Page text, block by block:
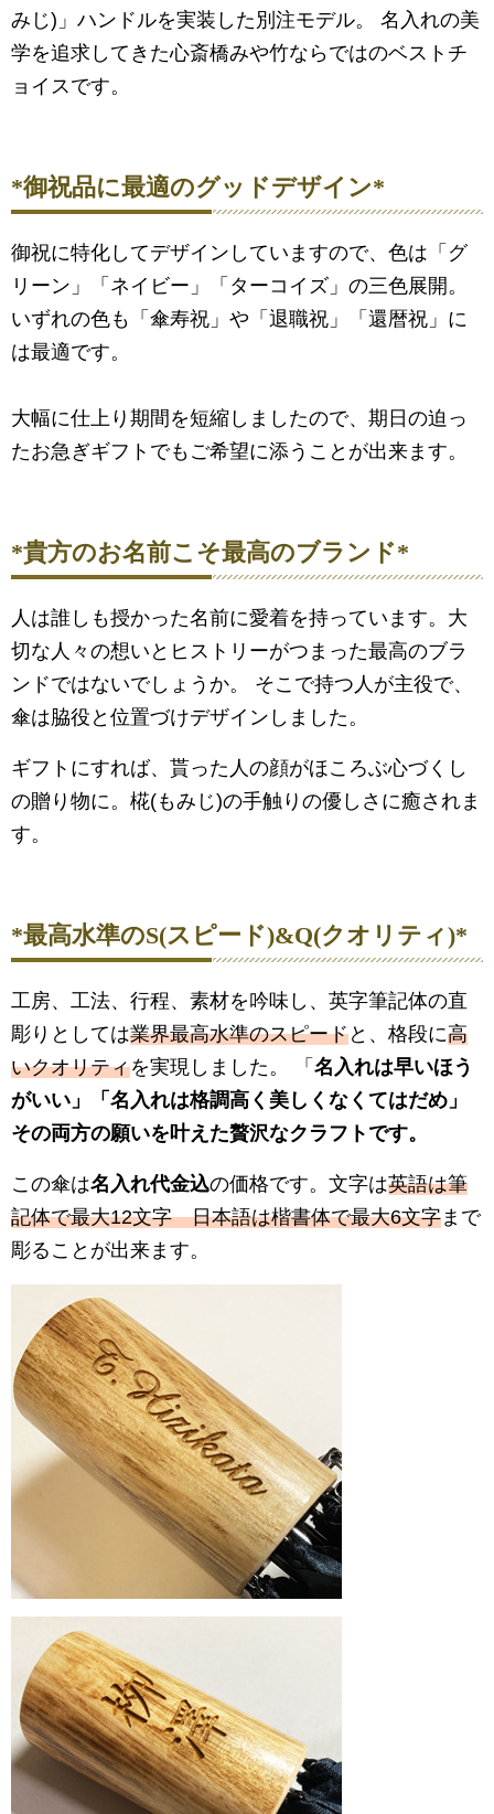
みじ)」ハンドルを実装した別注モデル。 名入れの美
学を追求してきた心斎橋みや竹ならではのベストチ
ョイスです。
*御祝品に最適のグッドデザイン*
御祝に特化してデザインしていますので、色は「グ
リーン」「ネイビー」「ターコイズ」の三色展開。
いずれの色も「傘寿祝」や「退職祝」「還暦祝」に
は最適です。
大幅に仕上り期間を短縮しましたので、期日の迫っ
たお急ぎギフトでもご希望に添うことが出来ます。
*貴方のお名前こそ最高のブランド*
人は誰しも授かった名前に愛着を持っています。大
切な人々の想いとヒストリーがつまった最高のブラ
ンドではないでしょうか。 そこで持つ人が主役で、
傘は脇役と位置づけデザインしました。
ギフトにすれば、貰った人の顔がほころぶ心づくし
の贈り物に。椛(もみじ)の手触りの優しさに癒されま
す。
*最高水準のS(スピード)&Q(クオリティ)*
工房、工法、行程、素材を吟味し、英字筆記体の直
彫りとしては業界最高水準のスピードと、格段に高
いクオリティを実現しました。 「 名入れは早いほう
がいい 」「 名入れは格調高く美しくなくてはだめ 」
その両方の願いを叶えた贅沢なクラフトです。
この傘は名入れ代金込の価格です。文字は英語は筆
記体で最大12文字 日本語は楷書体で最大6文字 まで
彫ることが出来ます。